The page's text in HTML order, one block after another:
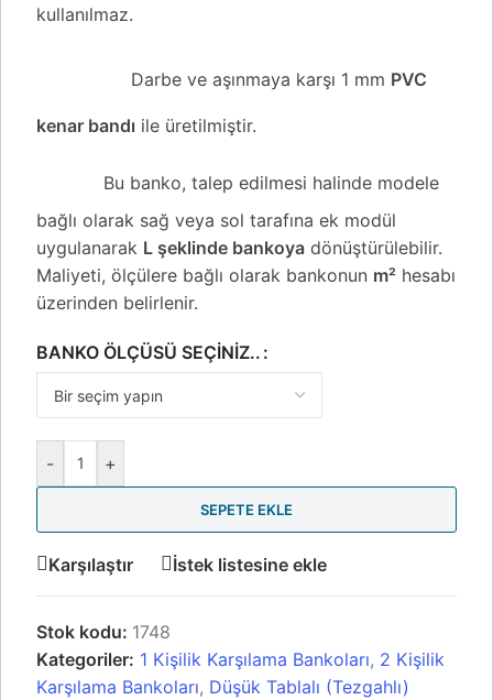
kullanılmaz.
Darbe ve aşınmaya karşı 1 mm PVC
kenar bandı ile üretilmiştir.
Bu banko, talep edilmesi halinde modele
bağlı olarak sağ veya sol tarafına ek modül
uygulanarak L şeklinde bankoya dönüştürülebilir.
Maliyeti, ölçülere bağlı olarak bankonun m² hesabı
üzerinden belirlenir.
BANKO ÖLÇÜSÜ SEÇINIZ..
- +
SEPETE EKLE
Karşılaştır İstek listesine ekle
Stok kodu: 1748
Kategoriler: 1 Kişilik Karşılama Bankoları, 2 Kişilik
Karşılama Bankoları, Düşük Tablalı (Tezgahlı)